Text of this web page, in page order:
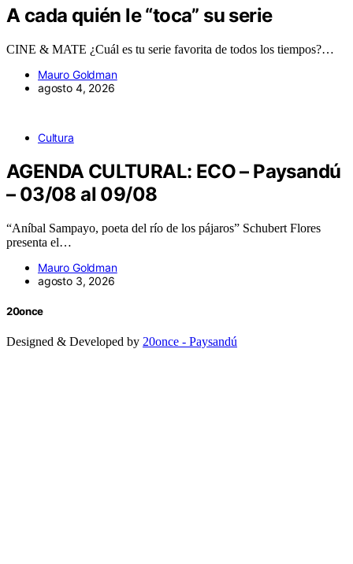
A cada quién le “toca” su serie
CINE & MATE ¿Cuál es tu serie favorita de todos los tiempos?…
Mauro Goldman
agosto 4, 2026
Cultura
AGENDA CULTURAL: ECO – Paysandú
– 03/08 al 09/08
“Aníbal Sampayo, poeta del río de los pájaros” Schubert Flores
presenta el…
Mauro Goldman
agosto 3, 2026
20once
Designed & Developed by 20once - Paysandú